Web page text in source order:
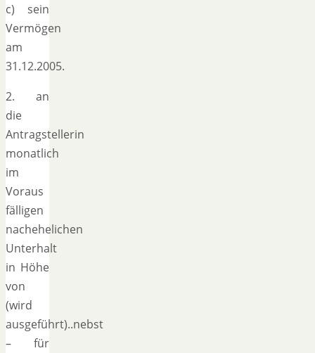
c) sein
Vermögen
am
31.12.2005.
2. an
die
Antragstellerin
monatlich
im
Voraus
fälligen
nachehelichen
Unterhalt
in Höhe
von
(wird
ausgeführt)..nebst
– für